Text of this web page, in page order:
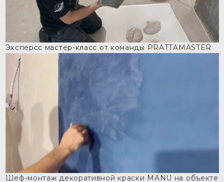
Эксперсс мастер-класс от команды PRATTAMASTER
Шеф-монтаж декоративной краски MANU на объекте